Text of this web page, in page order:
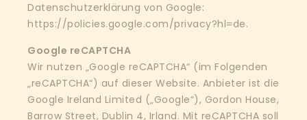
Datenschutzerklärung von Google:
https://policies.google.com/privacy?hl=de.
Google reCAPTCHA
Wir nutzen „Google reCAPTCHA“ (im Folgenden
„reCAPTCHA“) auf dieser Website. Anbieter ist die
Google Ireland Limited („Google“), Gordon House,
Barrow Street, Dublin 4, Irland. Mit reCAPTCHA soll